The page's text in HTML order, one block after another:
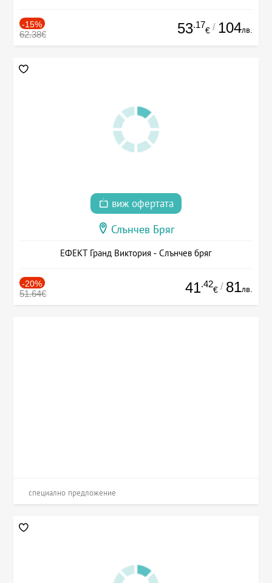
-15%
62.38€ 53.17
€ / 104лв.
виж офертата
Слънчев Бряг
ЕФЕКТ Гранд Виктория - Слънчев бряг
-20%
51.64€ 41.42
€ / 81лв.
специално предложение